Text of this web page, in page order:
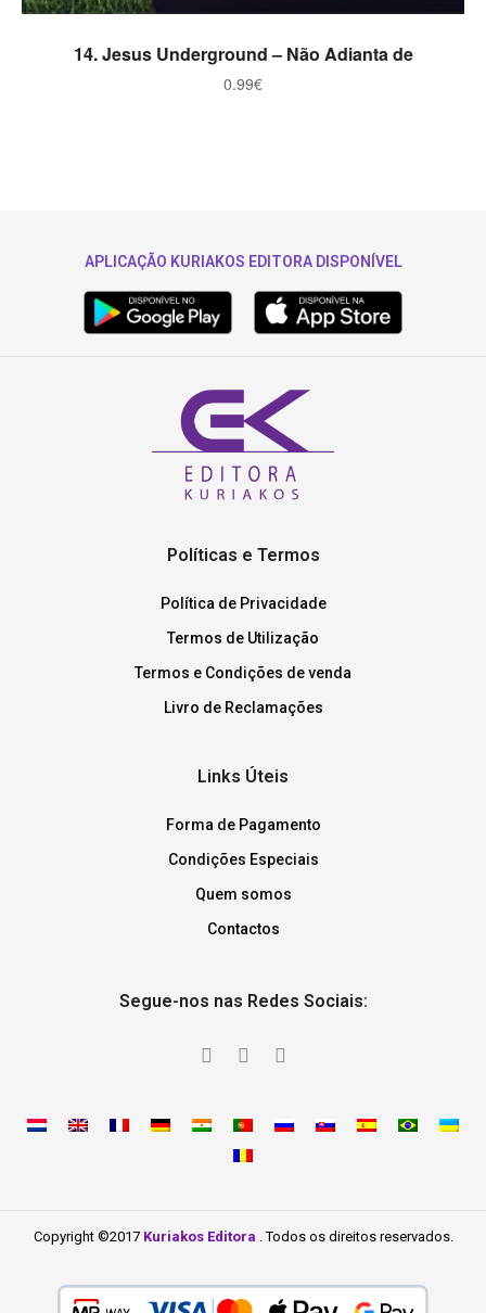
ADICIONAR
14. Jesus Underground – Não Adianta de
0.99€
APLICAÇÃO KURIAKOS EDITORA DISPONÍVEL
Políticas e Termos
Política de Privacidade
Termos de Utilização
Termos e Condições de venda
Livro de Reclamações
Links Úteis
Forma de Pagamento
Condições Especiais
Quem somos
Contactos
Segue-nos nas Redes Sociais:
Copyright ©2017 Kuriakos Editora . Todos os direitos reservados.